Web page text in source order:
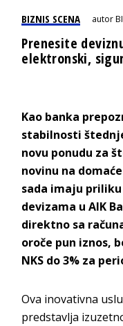
BIZNIS SCENA autor
Prenesite
elektronski,
Kao banka
stabilnosti
novu ponudu za
novinu na
sada imaju
devizama u AIK
direktno sa
oroče pun iznos,
NKS do 3% za
Ova inovativna
predstavlja